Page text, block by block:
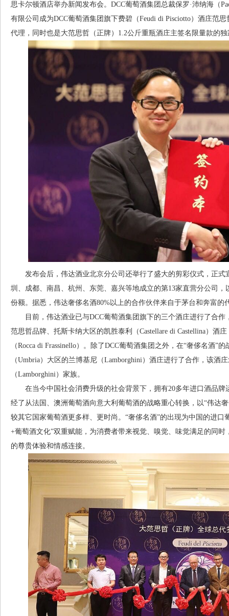
思卡尔顿酒店举办新闻发布会。DCC葡萄酒集团总裁保罗·沛纳海（
有限公司成为DCC葡萄酒集团旗下费碧（Feudi di Pisciotto）酒庄范
代理，同时也是大范思哲（正牌）1.2公斤重瓶酒庄主签名限量款的
发布会后，伟达酒业北京分公司还举行了盛大的剪彩仪式，正式
圳、成都、南昌、杭州、东莞、嘉兴等地成立的第13家直营分公司
份额。据悉，伟达奢侈名酒80%以上的合作伙伴来自于茅台和奔富的
目前，伟达酒业已与DCC葡萄酒集团旗下的三个酒庄进行了合作
范思哲品牌、托斯卡纳大区的凯胜泰利（Castellare di Castellina）酒
（Rocca di Frassinello）。除了DCC葡萄酒集团之外，在“奢侈名酒”
（Umbria）大区的兰博基尼（Lamborghini）酒庄进行了合作，该酒
（Lamborghini）家族。
在当今中国社会消费升级的社会背景下，拥有20多年进口酒品牌
经了从法国、澳洲葡萄酒向意大利葡萄酒的战略重心转换，以“伟达
较其它国家葡萄酒更多样、更时尚。“奢侈名酒”的出现为中国的进
+葡萄酒文化”双重赋能，为消费者带来视觉、嗅觉、味觉满足的同
的尊贵体验和情感连接。